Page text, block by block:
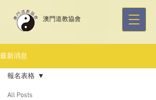
​澳門道教協會
最新消息
All Posts
報名表格